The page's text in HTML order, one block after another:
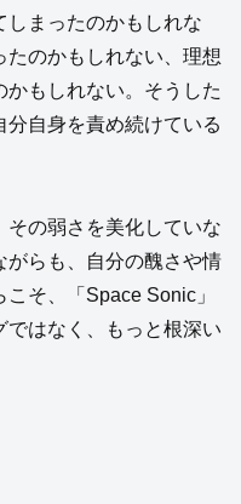
しまったのかもしれな
たのかもしれない、理想
もしれない。そうした
自身を責め続けている
その弱さを美化していな
がらも、自分の醜さや情
そ、「Space Sonic」
ではなく、もっと根深い